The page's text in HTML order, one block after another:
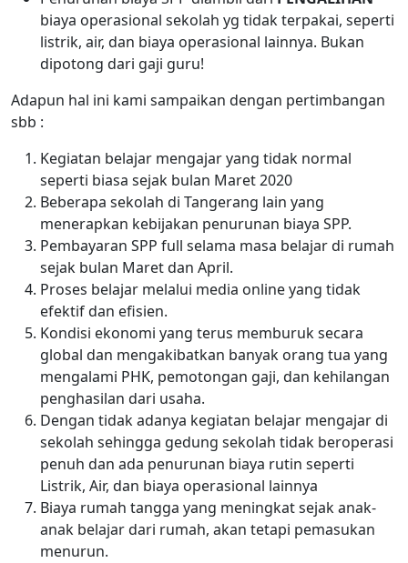
biaya operasional sekolah yg tidak terpakai, seperti
listrik, air, dan biaya operasional lainnya. Bukan
dipotong dari gaji guru!
Adapun hal ini kami sampaikan dengan pertimbangan
sbb :
Kegiatan belajar mengajar yang tidak normal
seperti biasa sejak bulan Maret 2020
Beberapa sekolah di Tangerang lain yang
menerapkan kebijakan penurunan biaya SPP.
Pembayaran SPP full selama masa belajar di rumah
sejak bulan Maret dan April.
Proses belajar melalui media online yang tidak
efektif dan efisien.
Kondisi ekonomi yang terus memburuk secara
global dan mengakibatkan banyak orang tua yang
mengalami PHK, pemotongan gaji, dan kehilangan
penghasilan dari usaha.
Dengan tidak adanya kegiatan belajar mengajar di
sekolah sehingga gedung sekolah tidak beroperasi
penuh dan ada penurunan biaya rutin seperti
Listrik, Air, dan biaya operasional lainnya
Biaya rumah tangga yang meningkat sejak anak-
anak belajar dari rumah, akan tetapi pemasukan
menurun.